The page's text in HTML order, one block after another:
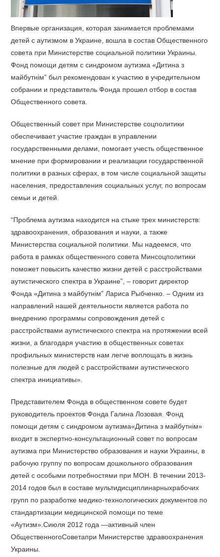
Впервые организация, которая занимается проблемами
детей с аутизмом в Украине, вошла в состав Общественного
совета при Министерстве социальной политики Украины.
Фонд помощи детям с синдромом аутизма «Дитина з
майбутнім” был рекомендован к участию в учредительном
собрании и представитель Фонда прошел отбор в состав
Общественного совета.
Общественный совет при Министерстве соцполитики
обеспечивает участие граждан в управлении
государственными делами, помогает учесть общественное
мнение при формировании и реализации государственной
политики в разных сферах, в том числе социальной защиты
населения, предоставления социальных услуг, по вопросам
семьи и детей.
“Проблема аутизма находится на стыке трех министерств:
здравоохранения, образования и науки, а также
Министерства социальной политики. Мы надеемся, что
работа в рамках общественного совета Минсоцполитики
поможет повысить качество жизни детей с расстройствами
аутистического спектра в Украине”, – говорит директор
Фонда «Дитина з майбутнім” Лариса Рыбченко. – Одним из
направлений нашей деятельности является работа по
внедрению программы сопровождения детей с
расстройствами аутистического спектра на протяжении всей
жизни, а благодаря участию в общественных советах
профильных министерств нам легче воплощать в жизнь
полезные для людей с расстройствами аутистического
спектра инициативы».
Представителем Фонда в общественном совете будет
руководитель проектов Фонда Галина Лозовая. Фонд
помощи детям с синдромом аутизма«Дитина з майбутнім»
входит в экспертно-консультационный совет по вопросам
аутизма при Министерство образования и науки Украины, в
рабочую группу по вопросам дошкольного образования
детей с особыми потребностями при МОН. В течении 2013-
2014 годов был в составе мультидисциплинарныхрабочих
групп по разработке медико-технологических документов по
стандартизации медицинской помощи по теме
«Аутизм».Сиюля 2012 года —активный член
ОбщественногоСоветапри Министерстве здравоохранения
Украины.